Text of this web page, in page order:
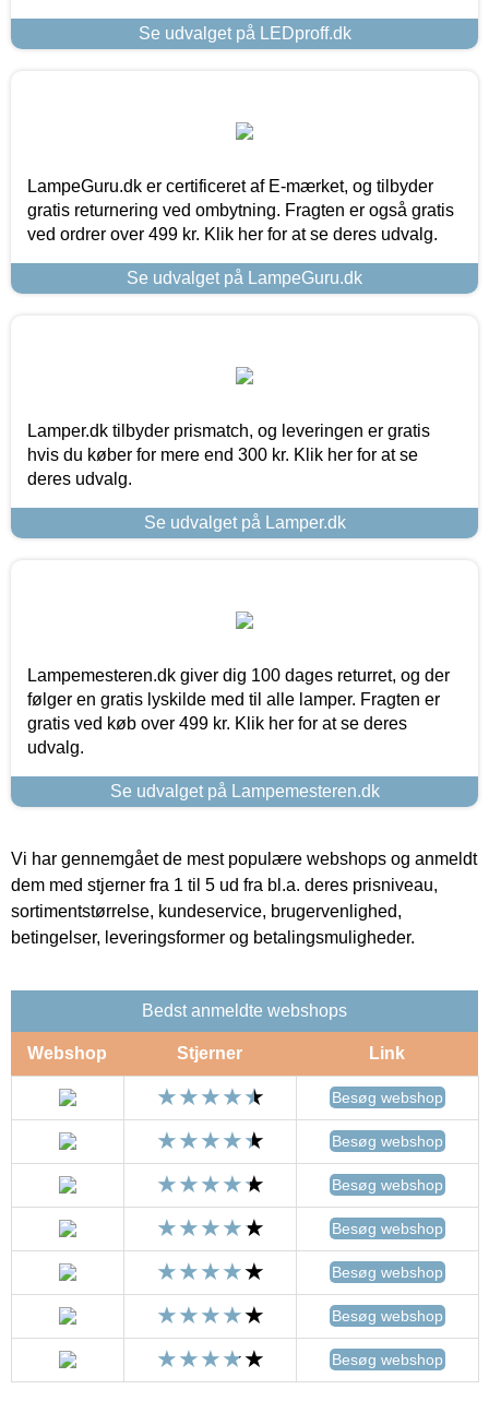
Se udvalget på LEDproff.dk
LampeGuru.dk er certificeret af E-mærket, og tilbyder
gratis returnering ved ombytning. Fragten er også gratis
ved ordrer over 499 kr. Klik her for at se deres udvalg.
Se udvalget på LampeGuru.dk
Lamper.dk tilbyder prismatch, og leveringen er gratis
hvis du køber for mere end 300 kr. Klik her for at se
deres udvalg.
Se udvalget på Lamper.dk
Lampemesteren.dk giver dig 100 dages returret, og der
følger en gratis lyskilde med til alle lamper. Fragten er
gratis ved køb over 499 kr. Klik her for at se deres
udvalg.
Se udvalget på Lampemesteren.dk
Vi har gennemgået de mest populære webshops og anmeldt
dem med stjerner fra 1 til 5 ud fra bl.a. deres prisniveau,
sortimentstørrelse, kundeservice, brugervenlighed,
betingelser, leveringsformer og betalingsmuligheder.
Bedst anmeldte webshops
Webshop Stjerner Link
Besøg webshop
Besøg webshop
Besøg webshop
Besøg webshop
Besøg webshop
Besøg webshop
Besøg webshop